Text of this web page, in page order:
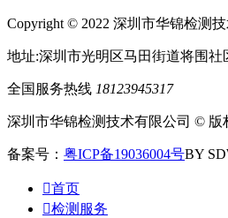
Copyright © 2022 深圳市华锦检测
地址:深圳市光明区马田街道将围社
全国服务热线 18123945317
深圳市华锦检测技术有限公司 © 版
备案号： 粤ICP备19036004号BY
首页
检测服务